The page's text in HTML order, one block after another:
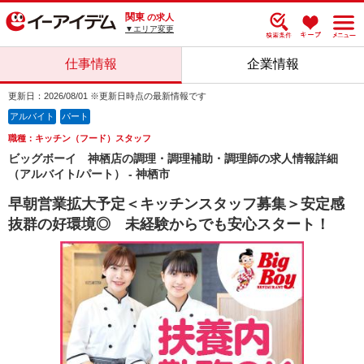
関東 の求人
▼エリア変更
仕事情報 企業情報
更新日：2026/08/01 ※更新日時点の最新情報です
アルバイト パート
職種：キッチン（フード）スタッフ
ビッグボーイ 神栖店の調理・調理補助・調理師の求人情報詳細
（アルバイト/パート） - 神栖市
早朝営業拡大予定＜キッチンスタッフ募集＞安定感
抜群の好環境◎ 未経験からでも安心スタート！